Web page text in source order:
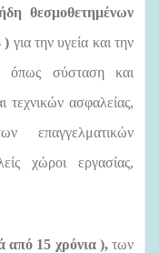
θεσμοθετημένων
) για την υγεία και την
όπως σύσταση και
τεχνικών ασφαλείας,
επαγγελματικών
χώροι εργασίας,
από 15 χρόνια ), των